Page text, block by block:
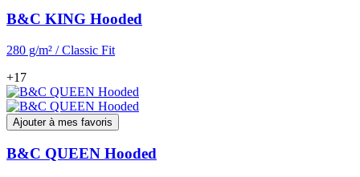
B&C KING Hooded
280 g/m² / Classic Fit
+17
Ajouter à mes favoris
B&C QUEEN Hooded